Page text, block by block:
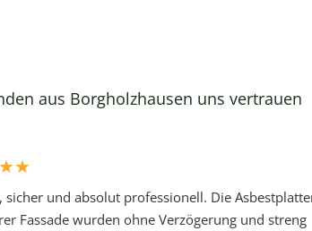
aus Borgholzhausen uns vertrauen
sicher und absolut professionell. Die
Fassade wurden ohne Verzögerung und streng